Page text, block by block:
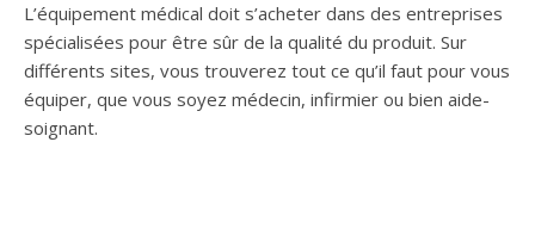
L’équipement médical doit s’acheter dans des entreprises
spécialisées pour être sûr de la qualité du produit. Sur
différents sites, vous trouverez tout ce qu’il faut pour vous
équiper, que vous soyez médecin, infirmier ou bien aide-
soignant.